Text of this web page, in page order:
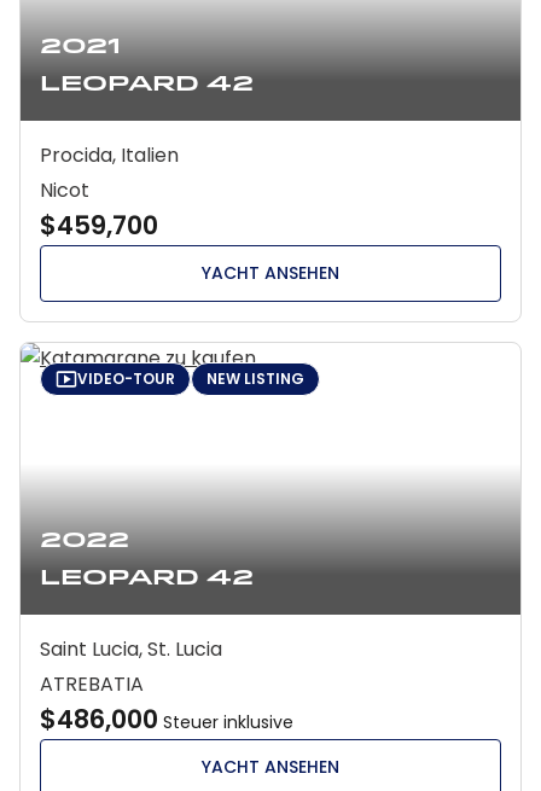
2021
Leopard 42
Procida, Italien
Nicot
$459,700
YACHT ANSEHEN
2022
Leopard 42
VIDEO-TOUR NEW LISTING
Saint Lucia, St. Lucia
ATREBATIA
$486,000 Steuer inklusive
YACHT ANSEHEN